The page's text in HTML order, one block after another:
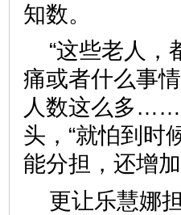
知数。
“这些老人，
痛或者什么事
人数这么多
头，“就怕到时
能分担，还
更让乐慧娜